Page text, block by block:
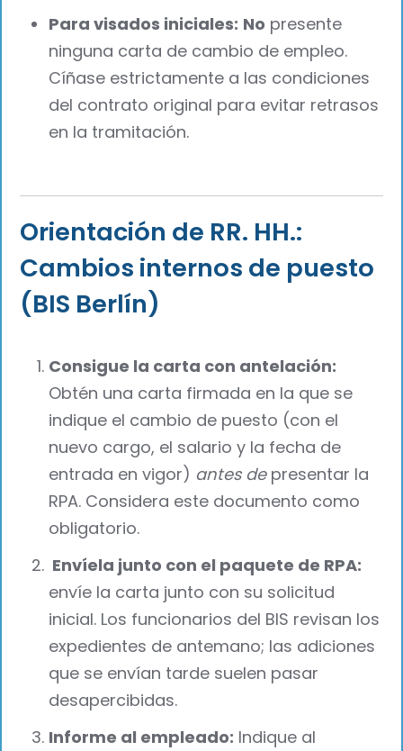
Para visados iniciales: No presente
ninguna carta de cambio de empleo.
Cíñase estrictamente a las condiciones
del contrato original para evitar retrasos
en la tramitación.
Orientación de RR. HH.:
Cambios internos de puesto
(BIS Berlín)
Consigue la carta con antelación:
Obtén una carta firmada en la que se
indique el cambio de puesto (con el
nuevo cargo, el salario y la fecha de
entrada en vigor) antes depresentar la
RPA. Considera este documento como
obligatorio.
Envíela junto con el paquete de RPA:
envíe la carta junto con su solicitud
inicial. Los funcionarios del BIS revisan los
expedientes de antemano; las adiciones
que se envían tarde suelen pasar
desapercibidas.
Informe al empleado: Indique al